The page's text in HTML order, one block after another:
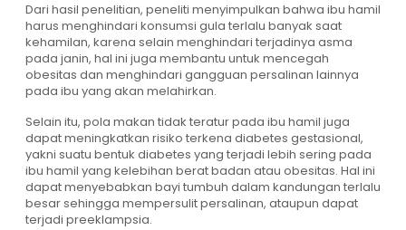
Dari hasil penelitian, peneliti menyimpulkan bahwa ibu hamil
harus menghindari konsumsi gula terlalu banyak saat
kehamilan, karena selain menghindari terjadinya asma
pada janin, hal ini juga membantu untuk mencegah
obesitas dan menghindari gangguan persalinan lainnya
pada ibu yang akan melahirkan.
Selain itu, pola makan tidak teratur pada ibu hamil juga
dapat meningkatkan risiko terkena diabetes gestasional,
yakni suatu bentuk diabetes yang terjadi lebih sering pada
ibu hamil yang kelebihan berat badan atau obesitas. Hal ini
dapat menyebabkan bayi tumbuh dalam kandungan terlalu
besar sehingga mempersulit persalinan, ataupun dapat
terjadi preeklampsia.